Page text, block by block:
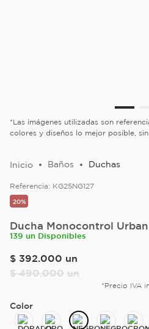
*Las imágenes utilizadas son
colores y diseños lo mejor posible,
Baños Duchas
Referencia: KG25NG127
20%
Ducha Monocontrol
139 un Disponibles
$ 392.000 un
$ 490.000 un
*Precio IVA
Color